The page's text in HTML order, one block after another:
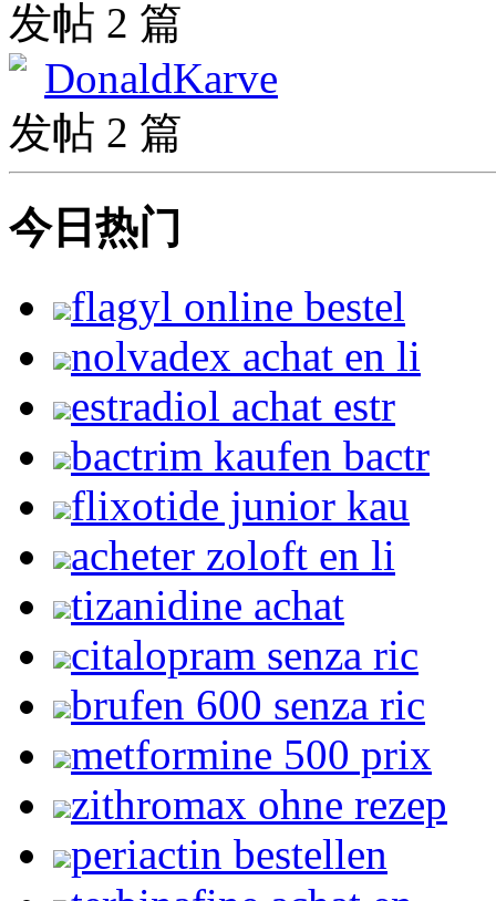
发帖 2 篇
DonaldKarve
发帖 2 篇
今日热门
flagyl online bestel
nolvadex achat en li
estradiol achat estr
bactrim kaufen bactr
flixotide junior kau
acheter zoloft en li
tizanidine achat
citalopram senza ric
brufen 600 senza ric
metformine 500 prix
zithromax ohne rezep
periactin bestellen